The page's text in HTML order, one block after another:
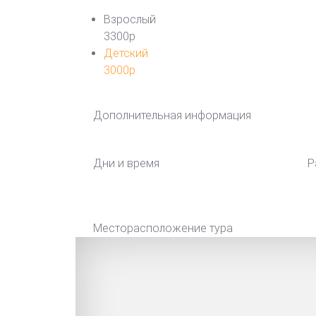
Взрослый
3300р
Детский
3000р
Дополнительная информация
Дни и время
Месторасположение тура